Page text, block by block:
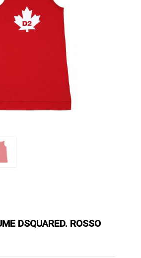
DSQUARED. ROSSO